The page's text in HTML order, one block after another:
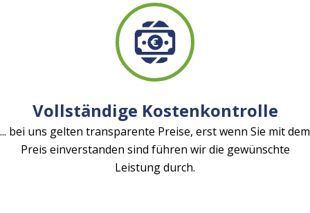
Vollständige Kostenkontrolle
... bei uns gelten transparente Preise, erst wenn Sie mit dem
Preis einverstanden sind führen wir die gewünschte
Leistung durch.